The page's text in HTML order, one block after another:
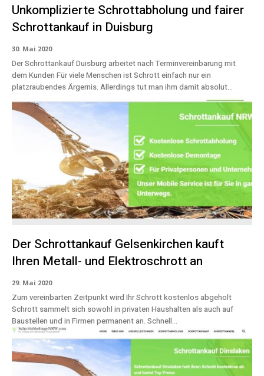
Unkomplizierte Schrottabholung und fairer
Schrottankauf in Duisburg
30. Mai 2020
Der Schrottankauf Duisburg arbeitet nach Terminvereinbarung mit
dem Kunden Für viele Menschen ist Schrott einfach nur ein
platzraubendes Ärgernis. Allerdings tut man ihm damit absolut...
Der Schrottankauf Gelsenkirchen kauft
Ihren Metall- und Elektroschrott an
29. Mai 2020
Zum vereinbarten Zeitpunkt wird Ihr Schrott kostenlos abgeholt
Schrott sammelt sich sowohl in privaten Haushalten als auch auf
Baustellen und in Firmen permanent an. Schnell...